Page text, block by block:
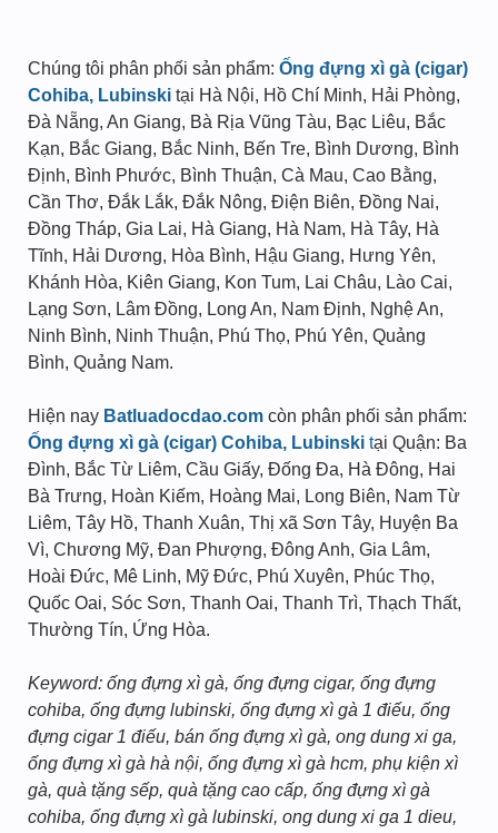
Chúng tôi phân phối sản phẩm: Ống đựng xì gà (cigar)
Cohiba, Lubinski tại Hà Nội, Hồ Chí Minh, Hải Phòng,
Đà Nẵng, An Giang, Bà Rịa Vũng Tàu, Bạc Liêu, Bắc
Kạn, Bắc Giang, Bắc Ninh, Bến Tre, Bình Dương, Bình
Định, Bình Phước, Bình Thuận, Cà Mau, Cao Bằng,
Cần Thơ, Đắk Lắk, Đắk Nông, Điện Biên, Đồng Nai,
Đồng Tháp, Gia Lai, Hà Giang, Hà Nam, Hà Tây, Hà
Tĩnh, Hải Dương, Hòa Bình, Hậu Giang, Hưng Yên,
Khánh Hòa, Kiên Giang, Kon Tum, Lai Châu, Lào Cai,
Lạng Sơn, Lâm Đồng, Long An, Nam Định, Nghệ An,
Ninh Bình, Ninh Thuận, Phú Thọ, Phú Yên, Quảng
Bình, Quảng Nam.
Hiện nay Batluadocdao.com còn phân phối sản phẩm:
Ống đựng xì gà (cigar) Cohiba, Lubinski tại Quận: Ba
Đình, Bắc Từ Liêm, Cầu Giấy, Đống Đa, Hà Đông, Hai
Bà Trưng, Hoàn Kiếm, Hoàng Mai, Long Biên, Nam Từ
Liêm, Tây Hồ, Thanh Xuân, Thị xã Sơn Tây, Huyện Ba
Vì, Chương Mỹ, Đan Phượng, Đông Anh, Gia Lâm,
Hoài Đức, Mê Linh, Mỹ Đức, Phú Xuyên, Phúc Thọ,
Quốc Oai, Sóc Sơn, Thanh Oai, Thanh Trì, Thạch Thất,
Thường Tín, Ứng Hòa.
Keyword: ống đựng xì gà, ống đựng cigar, ống đựng
cohiba, ống đựng lubinski, ống đựng xì gà 1 điếu, ống
đựng cigar 1 điếu, bán ống đựng xì gà, ong dung xi ga,
ống đựng xì gà hà nội, ống đựng xì gà hcm, phụ kiện xì
gà, quà tặng sếp, quà tặng cao cấp, ống đựng xì gà
cohiba, ống đựng xì gà lubinski, ong dung xi ga 1 dieu,